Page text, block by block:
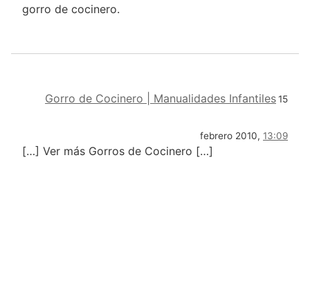
gorro de cocinero.
Gorro de Cocinero | Manualidades Infantiles15
febrero 2010, 13:09
[…] Ver más Gorros de Cocinero […]